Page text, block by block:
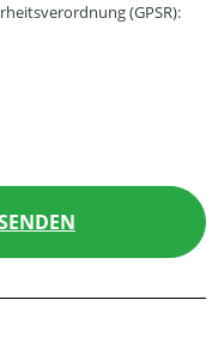
(GPSR):